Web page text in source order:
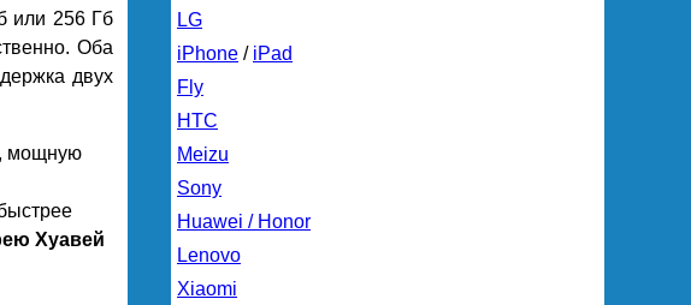
или 256 Гб
Оба
двух
мощную
Хуавей
LG
iPhone / iPad
Fly
HTC
Meizu
Sony
Huawei / Honor
Lenovo
Xiaomi